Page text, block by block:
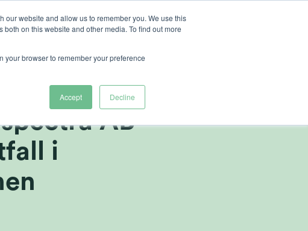
our website and allow us to remember you. We use this
on this website and other media. To find out more
your browser to remember your preference
Accept Decline
over Heliospectra
AB (publ),
AB
i